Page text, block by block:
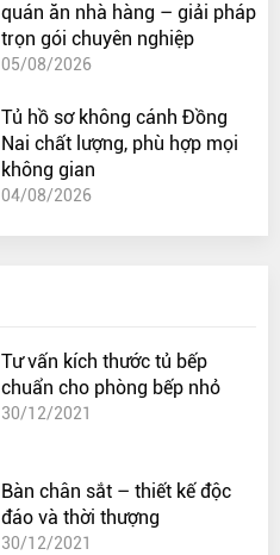
quán ăn nhà hàng – giải pháp
trọn gói chuyên nghiệp
05/08/2026
Tủ hồ sơ không cánh Đồng
Nai chất lượng, phù hợp mọi
không gian
04/08/2026
Tư vấn kích thước tủ bếp
chuẩn cho phòng bếp nhỏ
30/12/2021
Bàn chân sắt – thiết kế độc
đáo và thời thượng
30/12/2021